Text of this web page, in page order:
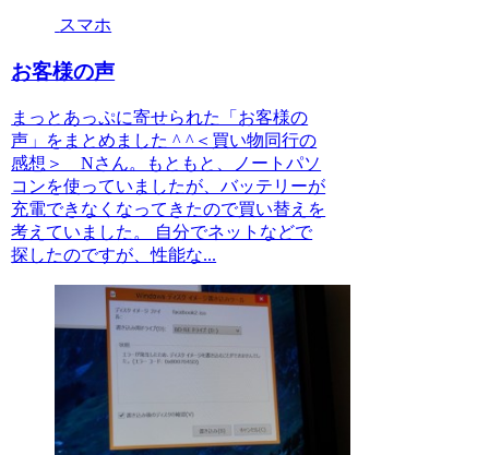
スマホ
お客様の声
まっとあっぷに寄せられた「お客様の
声」をまとめました ^ ^＜買い物同行の
感想＞ Nさん。もともと、ノートパソ
コンを使っていましたが、バッテリーが
充電できなくなってきたので買い替えを
考えていました。 自分でネットなどで
探したのですが、性能な...